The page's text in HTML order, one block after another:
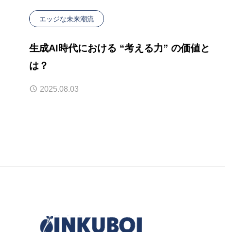
エッジな未来潮流
生成AI時代における “考える力” の価値と
は？
2025.08.03